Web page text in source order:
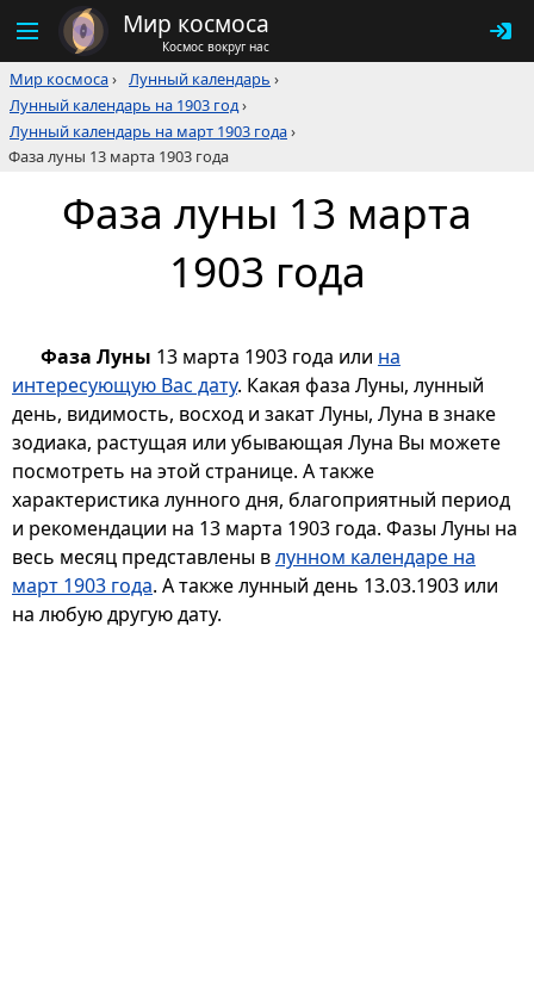
Мир космоса
Космос вокруг нас
Мир космоса› Лунный календарь ›
Лунный календарь на 1903 год›
Лунный календарь на март 1903 года›
Фаза луны 13 марта 1903 года
Фаза луны 13 марта
1903 года
Фаза Луны 13 марта 1903 года или на
интересующую Вас дату. Какая фаза Луны, лунный
день, видимость, восход и закат Луны, Луна в знаке
зодиака, растущая или убывающая Луна Вы можете
посмотреть на этой странице. А также
характеристика лунного дня, благоприятный период
и рекомендации на 13 марта 1903 года. Фазы Луны на
весь месяц представлены влунном календаре на
март 1903 года. А также лунный день 13.03.1903 или
на любую другую дату.